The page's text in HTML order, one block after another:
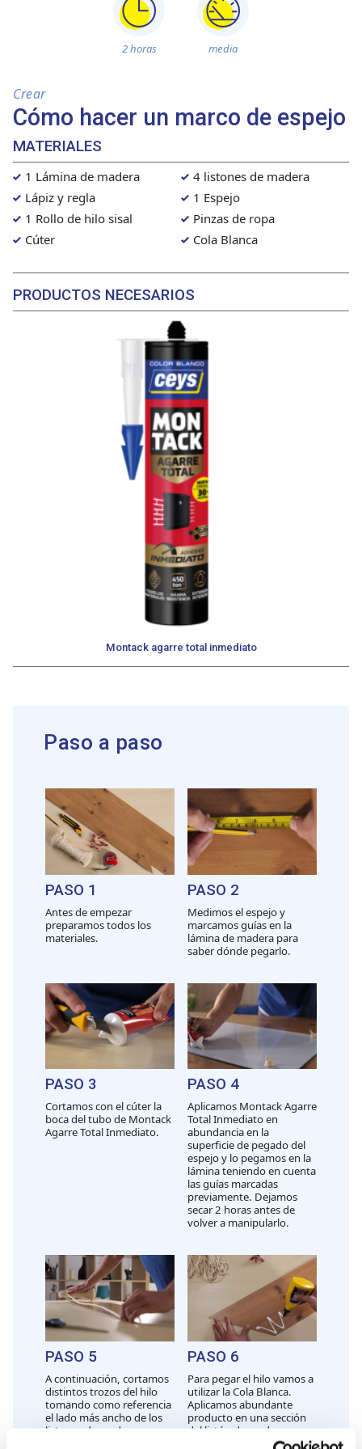
2 horas media
Crear
Cómo hacer un marco de espejo
MATERIALES
1 Lámina de madera
4 listones de madera
Lápiz y regla
1 Espejo
1 Rollo de hilo sisal
Pinzas de ropa
Cúter
Cola Blanca
PRODUCTOS NECESARIOS
Montack agarre total inmediato
Paso a paso
PASO 1
Antes de empezar
preparamos todos los
materiales.
PASO 2
Medimos el espejo y
marcamos guías en la
lámina de madera para
saber dónde pegarlo.
PASO 3
Cortamos con el cúter la
boca del tubo de Montack
Agarre Total Inmediato.
PASO 4
Aplicamos Montack Agarre
Total Inmediato en
abundancia en la
superficie de pegado del
espejo y lo pegamos en la
lámina teniendo en cuenta
las guías marcadas
previamente. Dejamos
secar 2 horas antes de
volver a manipularlo.
PASO 5
A continuación, cortamos
distintos trozos del hilo
tomando como referencia
el lado más ancho de los
listones de madera.
PASO 6
Para pegar el hilo vamos a
utilizar la Cola Blanca.
Aplicamos abundante
producto en una sección
del listón de madera.